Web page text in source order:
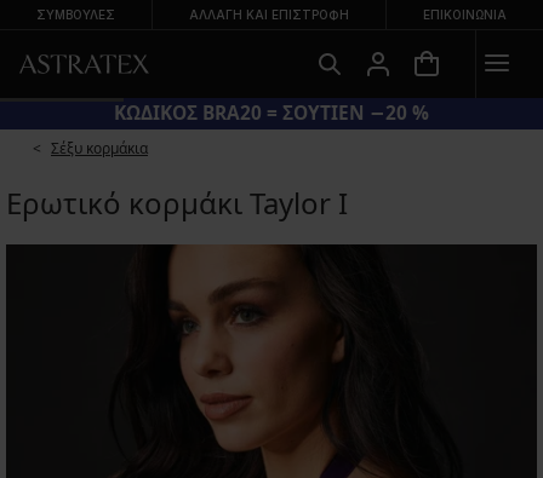
ΣΥΜΒΟΥΛΕΣ ΑΛΛΑΓΉ ΚΑΙ ΕΠΙΣΤΡΟΦΉ ΕΠΙΚΟΙΝΩΝΊΑ
ΚΩΔΙΚΟΣ BRA20 = ΣΟΥΤΙΕΝ −20 %
Σέξυ κορμάκια
Ερωτικό κορμάκι Taylor Ι